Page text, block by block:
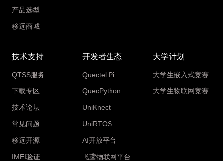
产品选型
移远商城
技术支持
QTSS服务
下载专区
技术论坛
常见问题
移远开源
IMEI验证
开发者生态
Quectel Pi
QuecPython
UniKnect
UniRTOS
AI开放平台
飞鸢物联网平台
大学计划
大学生嵌入式竞赛
大学生物联网竞赛